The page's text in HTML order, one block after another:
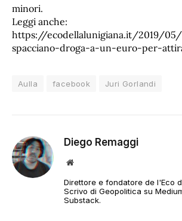
minori.
Leggi anche:
https://ecodellalunigiana.it/2019/
spacciano-droga-a-un-euro-per-
Aulla facebook Juri Gorlandi
Diego Remaggi
Sito
Direttore e fondatore de l'Eco
Scrivo di Geopolitica su
Substack.